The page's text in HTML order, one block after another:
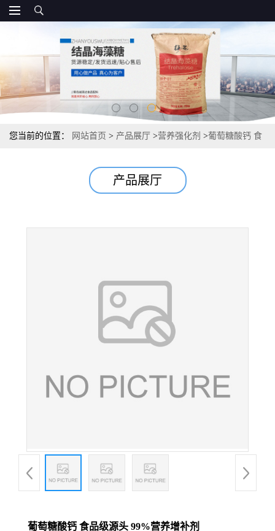
您当前的位置： 网站首页 > 产品展厅 >营养强化剂 >葡萄糖酸钙 食
产品展厅
葡萄糖酸钙 食品级源头 99%营养增补剂